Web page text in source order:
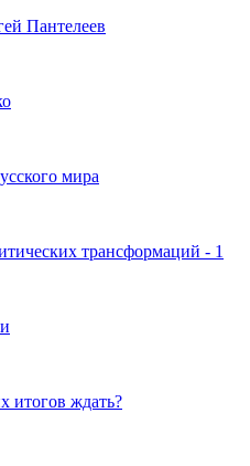
Пантелеев
мира
трансформаций - 1
итогов ждать?